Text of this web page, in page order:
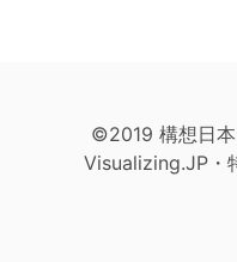
©2019 構想日本
Visualizing.JP・